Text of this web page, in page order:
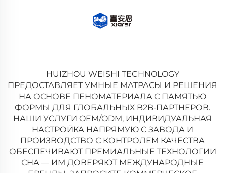
HUIZHOU WEISHI TECHNOLOGY
ПРЕДОСТАВЛЯЕТ УМНЫЕ МАТРАСЫ И РЕШЕНИЯ
НА ОСНОВЕ ПЕНОМАТЕРИАЛА С ПАМЯТЬЮ
ФОРМЫ ДЛЯ ГЛОБАЛЬНЫХ B2B-ПАРТНЕРОВ.
НАШИ УСЛУГИ OEM/ODM, ИНДИВИДУАЛЬНАЯ
НАСТРОЙКА НАПРЯМУЮ С ЗАВОДА И
ПРОИЗВОДСТВО С КОНТРОЛЕМ КАЧЕСТВА
ОБЕСПЕЧИВАЮТ ПРЕМИАЛЬНЫЕ ТЕХНОЛОГИИ
СНА — ИМ ДОВЕРЯЮТ МЕЖДУНАРОДНЫЕ